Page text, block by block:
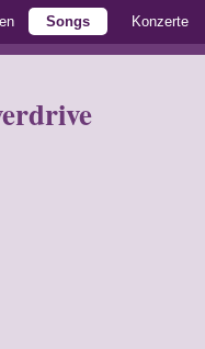
Songs Konzerte